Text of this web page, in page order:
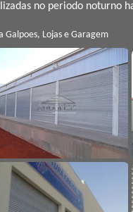
no periodo noturno
Galpoes, Lojas e Garagem